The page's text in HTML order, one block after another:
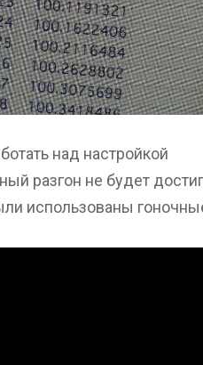
над настройкой
разгон не будет
использованы